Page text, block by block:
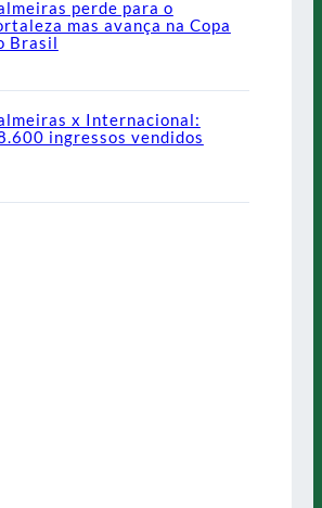
perde para o
mas avança na Copa
Brasil
x Internacional:
ingressos vendidos